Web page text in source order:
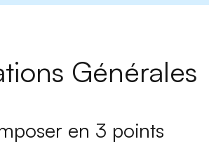
Générales
en 3 points